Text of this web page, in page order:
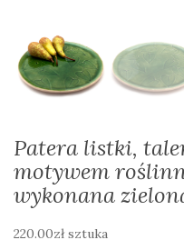
Patera listki,
motywem
wykonana
220.00zł sztuka